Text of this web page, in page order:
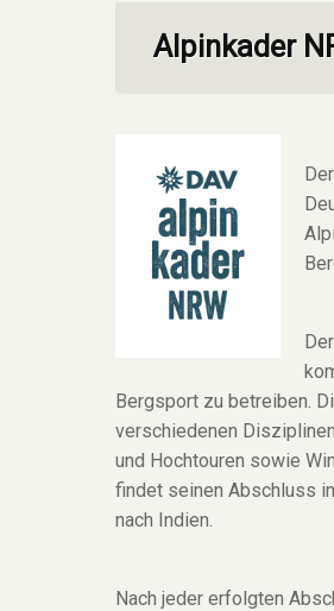
Alpinkader
Bergsport zu betreiben.
verschiedenen
und Hochtouren sowie
findet seinen Abschluss
nach Indien.
Nach jeder erfolgten